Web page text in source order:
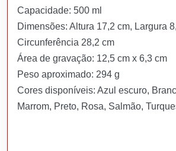
Capacidade: 500 ml
Dimensões: Altura 17,2 cm, Largura
Circunferência 28,2 cm
Área de gravação: 12,5 cm x 6,3 cm
Peso aproximado: 294 g
Cores disponíveis: Azul escuro,
Marrom, Preto, Rosa, Salmão,